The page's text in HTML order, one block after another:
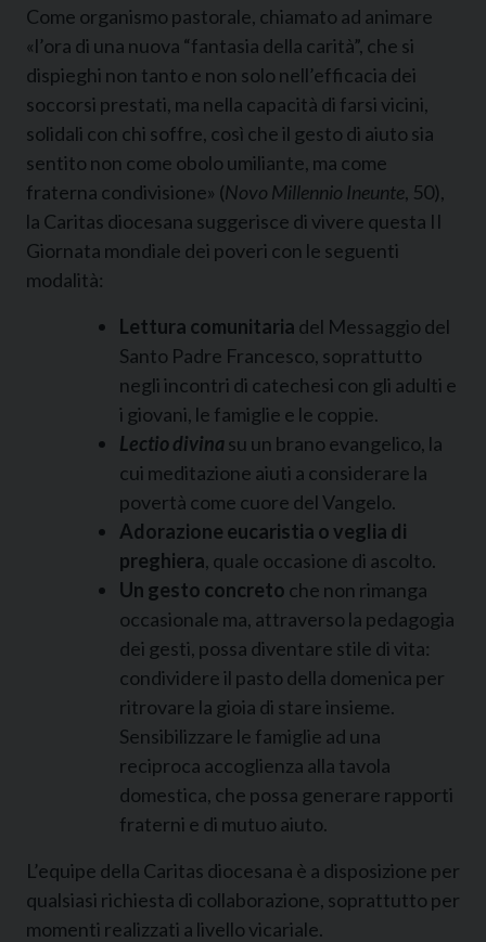
Come organismo pastorale, chiamato ad animare
«l’ora di una nuova “fantasia della carità”, che si
dispieghi non tanto e non solo nell’efficacia dei
soccorsi prestati, ma nella capacità di farsi vicini,
solidali con chi soffre, così che il gesto di aiuto sia
sentito non come obolo umiliante, ma come
fraterna condivisione» (Novo Millennio Ineunte, 50),
la Caritas diocesana suggerisce di vivere questa II
Giornata mondiale dei poveri con le seguenti
modalità:
Lettura comunitaria del Messaggio del
Santo Padre Francesco, soprattutto
negli incontri di catechesi con gli adulti e
i giovani, le famiglie e le coppie.
Lectio divinasu un brano evangelico, la
cui meditazione aiuti a considerare la
povertà come cuore del Vangelo.
Adorazione eucaristia o veglia di
preghiera, quale occasione di ascolto.
Un gesto concreto che non rimanga
occasionale ma, attraverso la pedagogia
dei gesti, possa diventare stile di vita:
condividere il pasto della domenica per
ritrovare la gioia di stare insieme.
Sensibilizzare le famiglie ad una
reciproca accoglienza alla tavola
domestica, che possa generare rapporti
fraterni e di mutuo aiuto.
L’equipe della Caritas diocesana è a disposizione per
qualsiasi richiesta di collaborazione, soprattutto per
momenti realizzati a livello vicariale.